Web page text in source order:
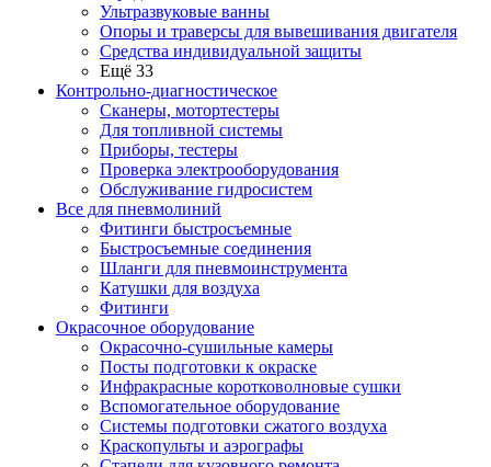
Ультразвуковые ванны
Опоры и траверсы для вывешивания двигателя
Средства индивидуальной защиты
Ещё 33
Контрольно-диагностическое
Сканеры, мотортестеры
Для топливной системы
Приборы, тестеры
Проверка электрооборудования
Обслуживание гидросистем
Все для пневмолиний
Фитинги быстросъемные
Быстросъемные соединения
Шланги для пневмоинструмента
Катушки для воздуха
Фитинги
Окрасочное оборудование
Окрасочно-сушильные камеры
Посты подготовки к окраске
Инфракрасные коротковолновые сушки
Вспомогательное оборудование
Системы подготовки сжатого воздуха
Краскопульты и аэрографы